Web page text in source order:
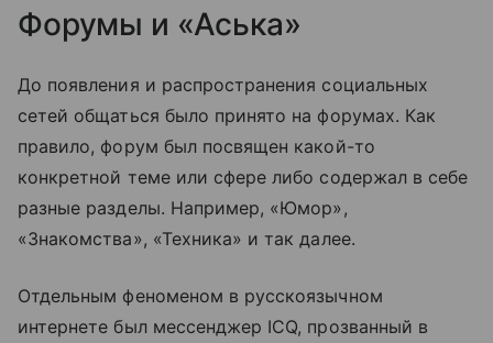
Форумы и «Аська»
До появления и распространения социальных
сетей общаться было принято на форумах. Как
правило, форум был посвящен какой-то
конкретной теме или сфере либо содержал в себе
разные разделы. Например, «Юмор»,
«Знакомства», «Техника» и так далее.
Отдельным феноменом в русскоязычном
интернете был мессенджер ICQ, прозванный в